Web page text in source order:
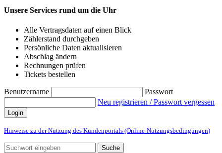
Unsere Services rund um die Uhr
Alle Vertragsdaten auf einen Blick
Zählerstand durchgeben
Persönliche Daten aktualisieren
Abschlag ändern
Rechnungen prüfen
Tickets bestellen
Benutzername
Passwort
Neu registrieren / Passwort vergessen
Login
Hinweise zu der Nutzung des Kundenportals (Online-Nutzungsbedingungen)
Suche